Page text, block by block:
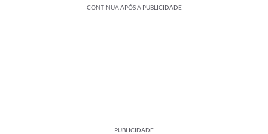
CONTINUA APÓS A PUBLICIDADE
PUBLICIDADE